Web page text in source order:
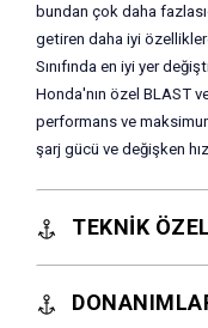
bundan çok daha
getiren daha iyi
Sınıfında en iyi yer
Honda'nın özel BLAST
performans ve
şarj gücü ve değişken
TEKNİK